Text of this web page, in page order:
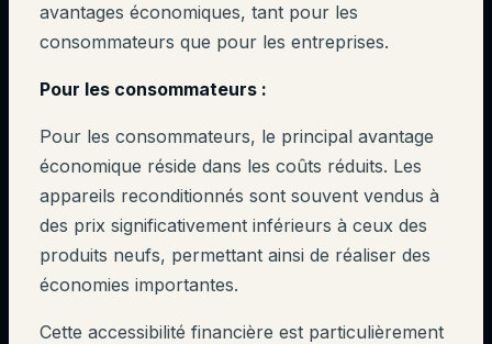
avantages économiques, tant pour les
consommateurs que pour les entreprises.
Pour les consommateurs :
Pour les consommateurs, le principal avantage
économique réside dans les coûts réduits. Les
appareils reconditionnés sont souvent vendus à
des prix significativement inférieurs à ceux des
produits neufs, permettant ainsi de réaliser des
économies importantes.
Cette accessibilité financière est particulièrement